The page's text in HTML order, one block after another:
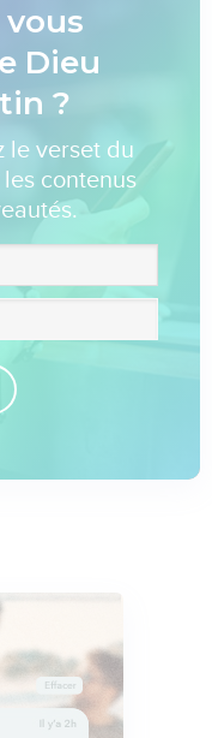
Dieu
?
le verset du
contenus